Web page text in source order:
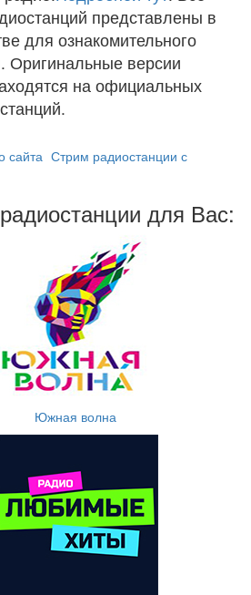
представлены в
для ознакомительного
Оригинальные версии
на официальных
сайта Стрим радиостанции с
для Вас:
Южная волна